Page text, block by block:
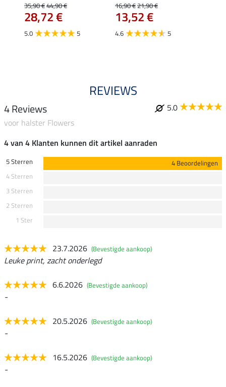
35,90 €44,90 €
28,72 €
5.0 5
16,90 €21,90 €
13,52 €
4.6 5
REVIEWS
4 Reviews
5.0
voor halster Flowers
4 van 4 Klanten kunnen dit artikel aanraden
5 Sterren
4 Beoordelingen
4 Sterren
3 Sterren
2 Sterren
1 Ster
23.7.2026 (Bevestigde aankoop)
Leuke print, zacht onderlegd
6.6.2026 (Bevestigde aankoop)
-
20.5.2026 (Bevestigde aankoop)
-
16.5.2026 (Bevestigde aankoop)
-